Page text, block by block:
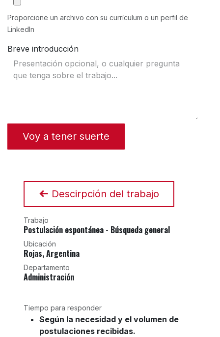
Proporcione un archivo con su currículum o un perfil de
LinkedIn
Breve introducción
Voy a tener suerte
Descirpción del trabajo
Trabajo
Postulación espontánea - Búsqueda general
Ubicación
Rojas,Argentina
Departamento
Administración
Tiempo para responder
Según la necesidad y el volumen de
postulaciones recibidas.